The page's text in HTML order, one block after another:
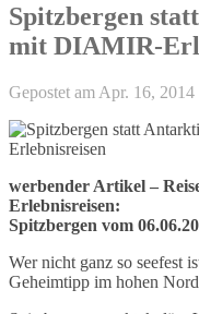
Spitzbergen
mit DIAMIR-
Gepostet am Apr. 16, 2014
werbender Artikel –
Erlebnisreisen:
Spitzbergen vom
Wer nicht ganz so seefest
Geheimtipp im hohen